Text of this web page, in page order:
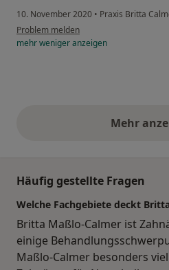
10. November 2020 • Praxis Britta
Problem melden
mehrwenigeranzeigen
Mehr
Häufig gestellte Fragen
Welche Fachgebiete deckt
Britta Maßlo-Calmer ist
einige
Maßlo-Calmer besonders